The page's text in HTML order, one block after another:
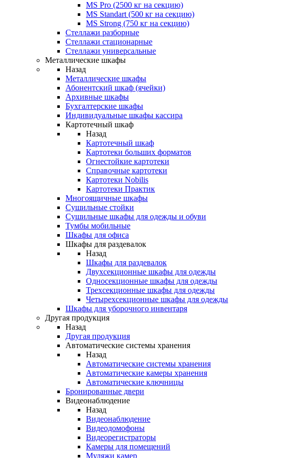
MS Pro (2500 кг на секцию)
MS Standart (500 кг на секцию)
MS Strong (750 кг на секцию)
Стеллажи разборные
Стеллажи стационарные
Стеллажи универсальные
Металлические шкафы
Назад
Металлические шкафы
Абонентский шкаф (ячейки)
Архивные шкафы
Бухгалтерские шкафы
Индивидуальные шкафы кассира
Картотечный шкаф
Назад
Картотечный шкаф
Картотеки больших форматов
Огнестойкие картотеки
Справочные картотеки
Картотеки Nobilis
Картотеки Практик
Многоящичные шкафы
Сушильные стойки
Сушильные шкафы для одежды и обуви
Тумбы мобильные
Шкафы для офиса
Шкафы для раздевалок
Назад
Шкафы для раздевалок
Двухсекционные шкафы для одежды
Односекционные шкафы для одежды
Трехсекционные шкафы для одежды
Четырехсекционные шкафы для одежды
Шкафы для уборочного инвентаря
Другая продукция
Назад
Другая продукция
Автоматические системы хранения
Назад
Автоматические системы хранения
Автоматические камеры хранения
Автоматические ключницы
Бронированные двери
Видеонаблюдение
Назад
Видеонаблюдение
Видеодомофоны
Видеорегистраторы
Камеры для помещений
Муляжи камер